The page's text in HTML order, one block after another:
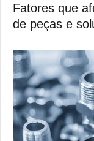
Fatores que
de peças e